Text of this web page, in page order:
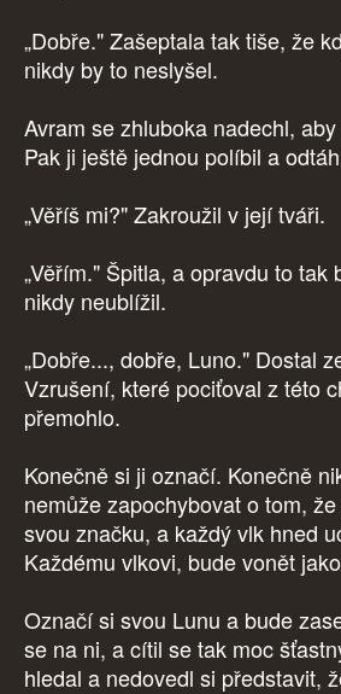
„Dobře." Zašeptala tak tiše, že
nikdy by to neslyšel.
Avram se zhluboka nadechl,
Pak ji ještě jednou políbil a
„Věříš mi?" Zakroužil v její tváři.
„Věřím." Špitla, a opravdu to tak
nikdy neublížil.
„Dobře..., dobře, Luno." Dostal
Vzrušení, které pociťoval z této
přemohlo.
Konečně si ji označí. Konečně
nemůže zapochybovat o tom,
svou značku, a každý vlk hned
Každému vlkovi, bude vonět
Označí si svou Lunu a bude
se na ni, a cítil se tak moc
hledal a nedovedl si představit,